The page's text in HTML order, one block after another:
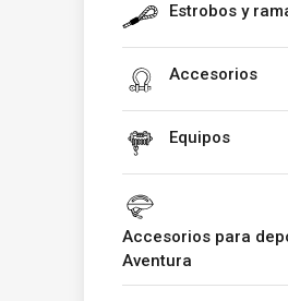
Estrobos y
Accesorios
Equipos
Accesorios para
Aventura